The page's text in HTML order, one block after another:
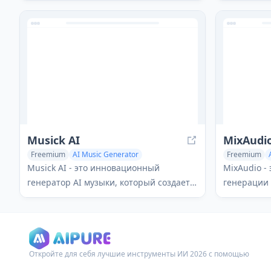
полноформатные песни всего за
Musick AI
Freemium AI Music Generator
Musick AI - это инновационный
генератор AI музыки, который создает
высококачественную, эмоционально
жанрах, предлагая
персонализированные,
профессионального уровня композиции
Freemium
MixAudio -
фоновую
текста,
Откройте для себя лучшие инструменты ИИ 2026 с помощью